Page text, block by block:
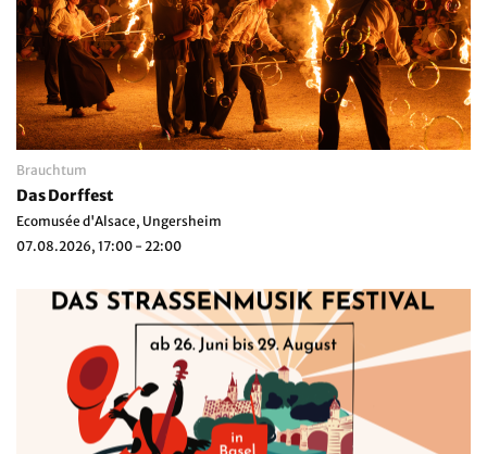
Brauchtum
Das Dorffest
Ecomusée d'Alsace, Ungersheim
07.08.2026, 17:00 - 22:00